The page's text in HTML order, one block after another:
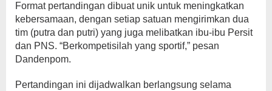
Format pertandingan dibuat unik untuk meningkatkan
kebersamaan, dengan setiap satuan mengirimkan dua
tim (putra dan putri) yang juga melibatkan ibu-ibu Persit
dan PNS. “Berkompetisilah yang sportif,” pesan
Dandenpom.
Pertandingan ini dijadwalkan berlangsung selama